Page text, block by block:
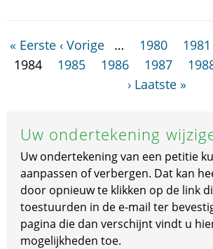
« Eerste ‹ Vorige … 1980 1981
1984
1985 1986 1987
› Laatste »
Uw ondertekening
Uw ondertekening van een petitie
aanpassen of verbergen. Dat kan
door opnieuw te klikken op de link
toestuurden in de e-mail ter
pagina die dan verschijnt vindt u
mogelijkheden toe.